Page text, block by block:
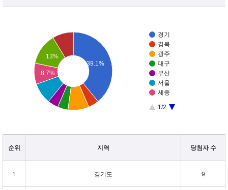
경기
경북
광주
대구
부산
서울
세종
1/2
39.1%
13%
8.7%
순위 지역 당첨자 수
1 경기도 9